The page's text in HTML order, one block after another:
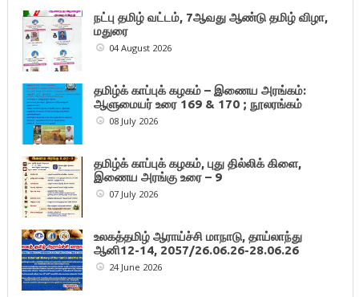
நட்பு தமிழ் வட்டம், 7ஆவது ஆண்டு தமிழ் விழா,
மதுரை
04 August 2026
தமிழ்க் காப்புக் கழகம் – இணைய அரங்கம்:
ஆளுமையர் உரை 169 & 170 ; நூலரங்கம்
08 July 2026
தமிழ்க் காப்புக் கழகம், புது தில்லிக் கிளை,
இணைய அரங்கு உரை – 9
07 July 2026
உலகத்தமிழ் ஆராய்ச்சி மாநாடு, தாய்லாந்து
ஆனி12-14, 2057/26.06.26-28.06.26
24 June 2026